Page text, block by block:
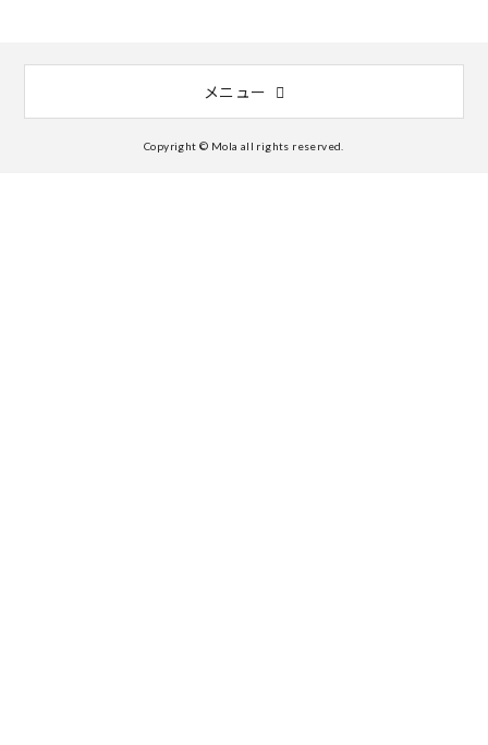
メニュー
Copyright © Mola all rights reserved.